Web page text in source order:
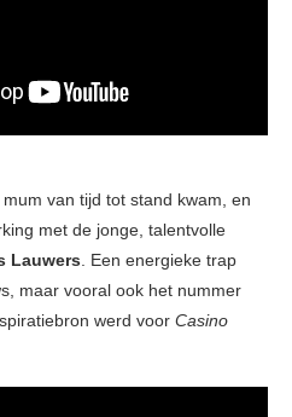
van tijd tot stand kwam, en
met de jonge, talentvolle
Lauwers. Een energieke trap
maar vooral ook het nummer
werd voor Casino